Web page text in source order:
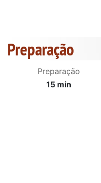
Preparação
Preparação
15 min